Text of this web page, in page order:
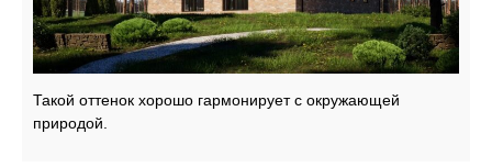
Такой оттенок хорошо гармонирует с окружающей
природой.